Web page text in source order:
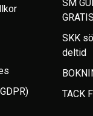
SM
SKK
deltid
TACK